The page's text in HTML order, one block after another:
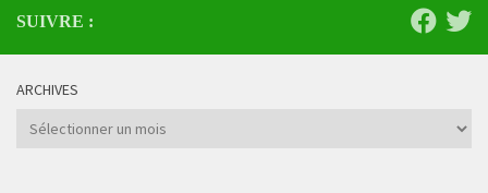
SUIVRE :
ARCHIVES
Archives